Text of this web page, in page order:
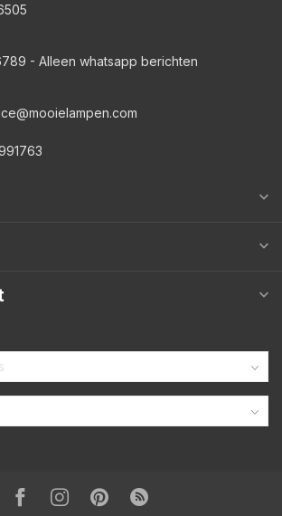
- Alleen whatsapp berichten